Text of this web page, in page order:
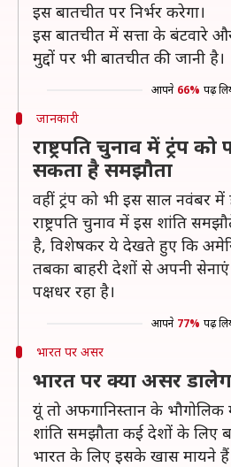
इस बातचीत पर निर्भर करेगा।
इस बातचीत में सत्ता के बंटवारे
मुद्दों पर भी बातचीत की जानी है।
आपने 66% पढ़
जानकारी
राष्ट्रपति चुनाव में ट्रंप
सकता है समझौता
वहीं ट्रंप को भी इस साल नवंबर
राष्ट्रपति चुनाव में इस शांति
है, विशेषकर ये देखते हुए कि
तबका बाहरी देशों से अपनी
पक्षधर रहा है।
आपने 77% पढ़
भारत पर असर
भारत पर क्या असर
यूं तो अफगानिस्तान के
शांति समझौता कई देशों के लिए
भारत के लिए इसके खास मायने